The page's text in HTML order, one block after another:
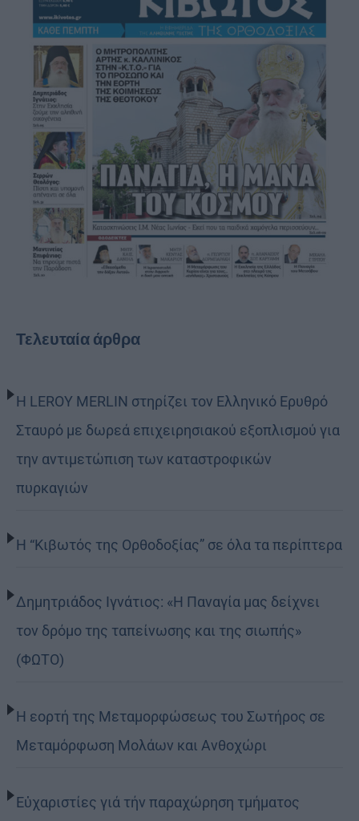
Τελευταία άρθρα
Η LEROY MERLIN στηρίζει τον Ελληνικό Ερυθρό
Σταυρό με δωρεά επιχειρησιακού εξοπλισμού για
την αντιμετώπιση των καταστροφικών
πυρκαγιών
Η “Κιβωτός της Ορθοδοξίας” σε όλα τα περίπτερα
Δημητριάδος Ιγνάτιος: «Η Παναγία μας δείχνει
τον δρόμο της ταπείνωσης και της σιωπής»
(ΦΩΤΟ)
Η εορτή της Μεταμορφώσεως του Σωτήρος σε
Μεταμόρφωση Μολάων και Ανθοχώρι
Εὐχαριστίες γιά τήν παραχώρηση τμήματος